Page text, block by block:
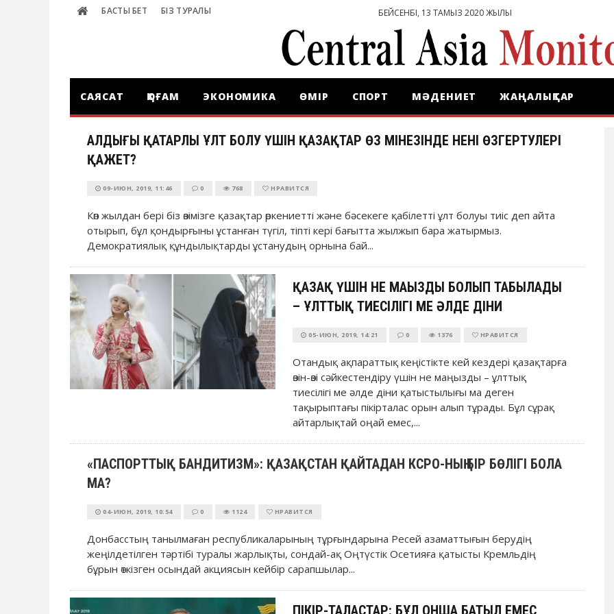
БАСТЫ БЕТ БІЗ ТУРАЛЫ БЕЙСЕНБІ, 13 ТАМЫЗ 2020 ЖЫЛЫ
САЯСАТ ҚОҒАМ ЭКОНОМИКА ӨМІР СПОРТ МӘДЕНИЕТ ЖАҢАЛЫҚТАР
АЛДЫҢҒЫ ҚАТАРЛЫ ҰЛТ БОЛУ ҮШІН ҚАЗАҚТАР ӨЗ МІНЕЗІНДЕ НЕНІ ӨЗГЕРТУЛЕРІ
ҚАЖЕТ?
09-ИЮН, 2019, 11:46 0 768 НРАВИТСЯ
Көп жылдан бері біз өзімізге қазақтар өркениетті және бәсекеге қабілетті ұлт болуы тиіс деп айта
отырып, бұл қондырғыны ұстанған түгіл, тіпті кері бағытта жылжып бара жатырмыз.
Демократиялық құндылықтарды ұстанудың орнына бай...
ҚАЗАҚ ҮШІН НЕ МАҢЫЗДЫ БОЛЫП ТАБЫЛАДЫ
– ҰЛТТЫҚ ТИЕСІЛІГІ МЕ ӘЛДЕ ДІНИ
05-ИЮН, 2019, 14:21 0 1376 НРАВИТСЯ
Отандық ақпараттық кеңістікте кей кездері қазақтарға
өзін-өзі сәйкестендіру үшін не маңызды – ұлттық
тиесілігі ме әлде діни қатыстылығы ма деген
тақырыптағы пікірталас орын алып тұрады. Бұл сұрақ
айтарлықтай оңай емес,...
«ПАСПОРТТЫҚ БАНДИТИЗМ»: ҚАЗАҚСТАН ҚАЙТАДАН КСРО-НЫҢ БІР БӨЛІГІ БОЛА
МА?
04-ИЮН, 2019, 10:54 0 1124 НРАВИТСЯ
Донбасстың танылмаған республикаларының тұрғындарына Ресей азаматтығын берудің
жеңілдетілген тәртібі туралы жарлықты, сондай-ақ Оңтүстік Осетияға қатысты Кремльдің
бұрын өткізген осындай акциясын кейбір сарапшылар...
ПІКІР-ТАЛАСТАР: БҰЛ ОНША БАТЫЛ ЕМЕС